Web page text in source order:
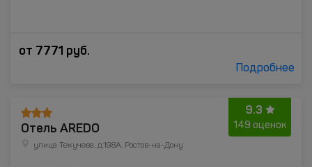
от 7771 руб.
Подробнее
9.3
149 оценок
Отель AREDO
улица Текучева, д.198А, Ростов-на-Дону